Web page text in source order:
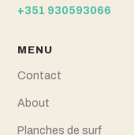
+351 930593066
MENU
Contact
About
Planches de surf